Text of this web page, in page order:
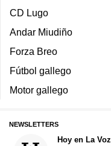
CD Lugo
Andar Miudiño
Forza Breo
Fútbol gallego
Motor gallego
NEWSLETTERS
Hoy en La Voz